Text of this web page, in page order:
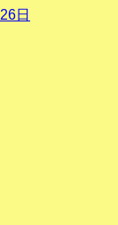
26日